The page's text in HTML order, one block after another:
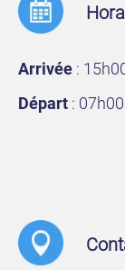
Arrivée :
Départ :